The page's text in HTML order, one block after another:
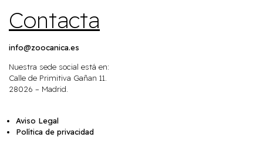
Contacta
info@zoocanica.es
Nuestra sede social está en:
Calle de Primitiva Gañan 11.
28026 – Madrid.
Aviso Legal
Política de privacidad